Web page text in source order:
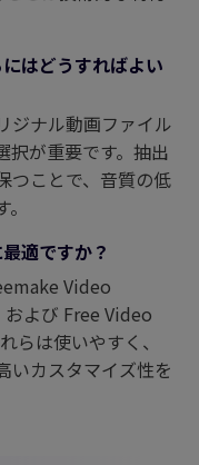
はどうすればよい
ジナル動画ファイル
択が重要です。抽出
つことで、音質の低
適ですか？
Video
よび Free Video
らは使いやすく、
いカスタマイズ性を